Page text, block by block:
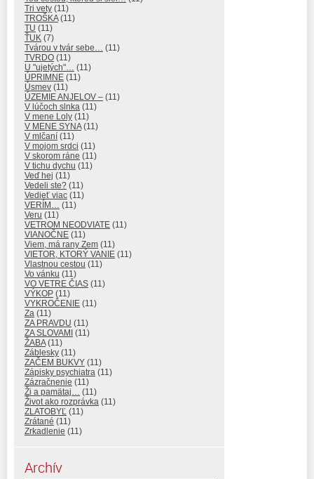
Tri vety (11)
TROŠKA(11)
TU (11)
ŤUK (7)
Tvárou v tvár sebe… (11)
TVRDO (11)
U "ujetých"… (11)
ÚPRIMNE (11)
Úsmev (11)
ÚZEMIE ANJELOV – (11)
V lúčoch slnka (11)
V mene Loly (11)
V MENE SYNA(11)
V mlčaní (11)
V mojom srdci (11)
V skorom ráne (11)
V tichu dychu (11)
Veď hej (11)
Vedeli ste? (11)
Vedieť viac (11)
VERÍM… (11)
Veru (11)
VETROM NEODVIATE (11)
VIANOČNE (11)
Viem, má rany Zem (11)
VIETOR, KTORÝ VANIE (11)
Vlastnou cestou (11)
Vo vánku (11)
VO VETRE ČIAS (11)
VÝKOP (11)
VYKROČENIE (11)
Za (11)
ZA PRAVDU (11)
ZA SLOVAMI (11)
ŽABA(11)
Záblesky (11)
ZAČEM BUKVY (11)
Zápisky psychiatra (11)
Zázračnenie (11)
Ži a pamätaj… (11)
Život ako rozprávka (11)
ZLATOBYĽ (11)
Zrátané (11)
Zrkadlenie (11)
Archív